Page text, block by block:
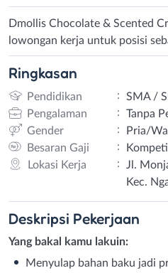
Dmollis Chocolate & Scented
lowongan kerja untuk posisi
Ringkasan
Pendidikan :
SMA /
Pengalaman
:
Tanpa
Gender
:
Pria/
Besaran Gaji
:
Lokasi Kerja
:
Jl.
Kec.
Deskripsi Pekerjaan
Yang bakal kamu lakuin:
Menyulap bahan baku jadi